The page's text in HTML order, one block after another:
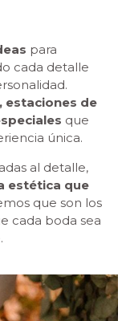
para
cada detalle
estaciones de
que
única.
al detalle,
estética que
que son los
cada boda sea